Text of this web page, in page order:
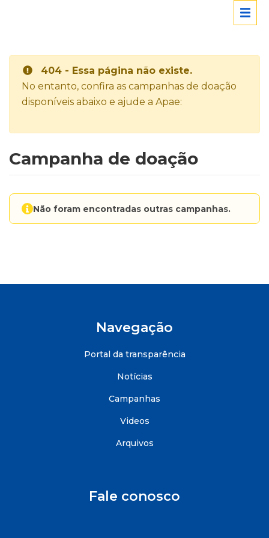
404 - Essa página não existe.
No entanto, confira as campanhas de doação
disponíveis abaixo e ajude a Apae:
Campanha de doação
Não foram encontradas outras campanhas.
Navegação
Portal da transparência
Notícias
Campanhas
Videos
Arquivos
Fale conosco